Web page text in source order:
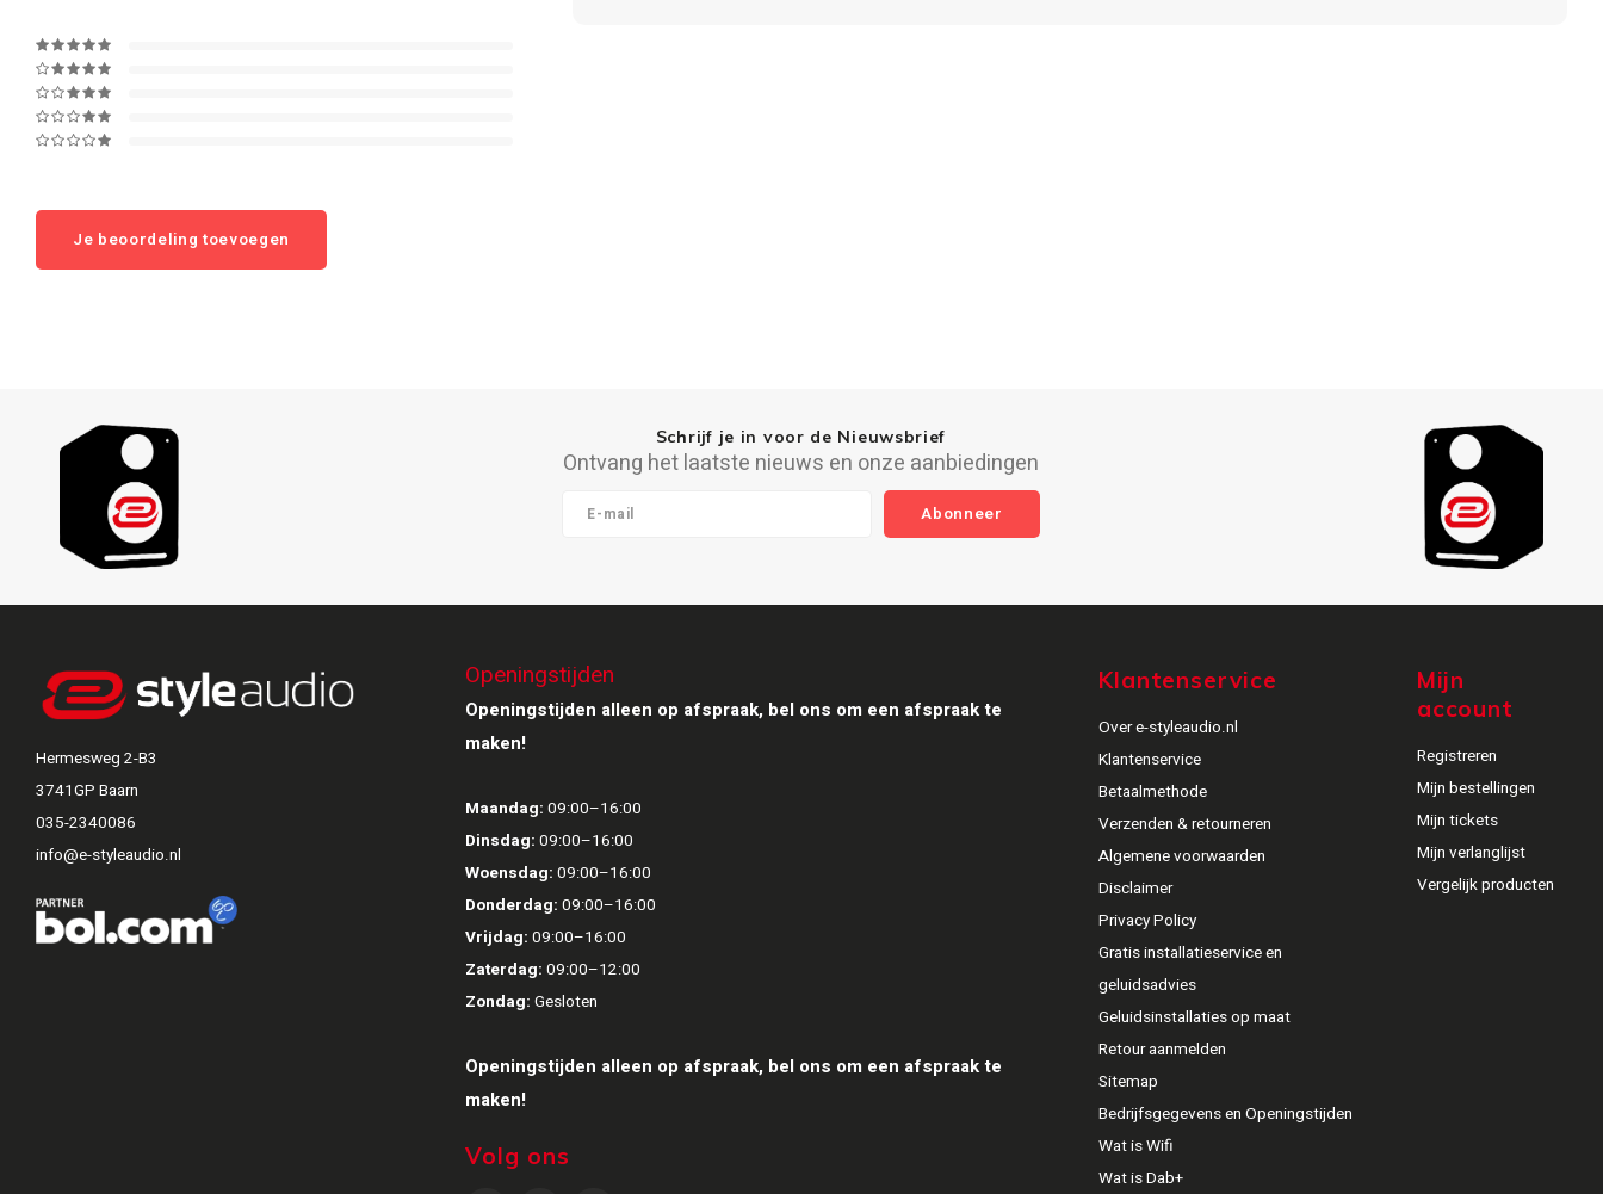
Je beoordeling toevoegen
Schrijf je in voor de Nieuwsbrief
Ontvang het laatste nieuws en onze aanbiedingen
Abonneer
Hermesweg 2-B3
3741GP Baarn
035-2340086
info@e-styleaudio.nl
Openingstijden
Openingstijden alleen op afspraak, bel ons om een afspraak te
maken!
Maandag: 09:00–16:00
Dinsdag: 09:00–16:00
Woensdag: 09:00–16:00
Donderdag: 09:00–16:00
Vrijdag: 09:00–16:00
Zaterdag: 09:00–12:00
Zondag: Gesloten
Openingstijden alleen op afspraak, bel ons om een afspraak te
maken!
Volg ons
Klantenservice
Over e-styleaudio.nl
Klantenservice
Betaalmethode
Verzenden & retourneren
Algemene voorwaarden
Disclaimer
Privacy Policy
Gratis installatieservice en
geluidsadvies
Geluidsinstallaties op maat
Retour aanmelden
Sitemap
Bedrijfsgegevens en Openingstijden
Wat is Wifi
Wat is Dab+
Mijn
account
Registreren
Mijn bestellingen
Mijn tickets
Mijn verlanglijst
Vergelijk producten